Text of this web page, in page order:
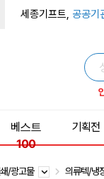
세종기프트, 공공기
베스트
100
기획전
/광고물 의류텍/냉